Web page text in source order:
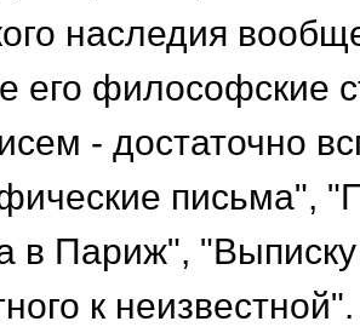
наследия
его философские
- достаточно
письма",
в Париж",
к неизвестной".